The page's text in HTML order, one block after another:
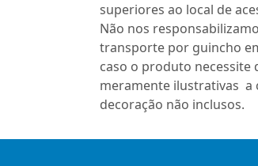
superiores ao local de
Não nos
transporte por guincho
caso o produto necessite
meramente ilustrativas a
decoração não inclusos.